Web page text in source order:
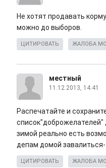
Не хотят продавать
можно до выборов.
ЦИТИРОВАТЬ ЖАЛОБА
местный
11.12.2013, 14:41
Распечатайте и
список"доброжелателей"
зимой реально есть
депам домой
ЦИТИРОВАТЬ ЖАЛОБА